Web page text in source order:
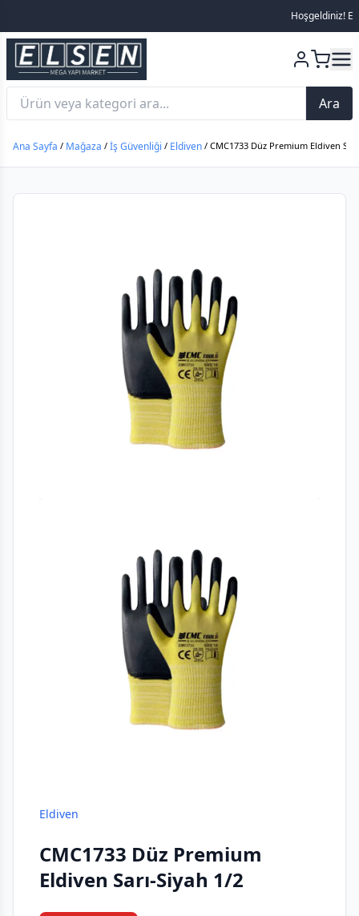
Hoşgeldiniz!
Ara
Ana Sayfa / Mağaza / İş Güvenliği / Eldiven / CMC1733 Düz Premium Eldiven
Eldiven
CMC1733 Düz Premium
Eldiven Sarı-Siyah 1/2